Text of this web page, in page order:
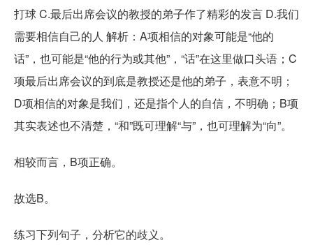
打球 C.最后出席会议的教授的弟子作了精彩的发言 D.我们
需要相信自己的人 解析：A项相信的对象可能是“他的
话”，也可能是“他的行为或其他”，“话”在这里做口头语；C
项最后出席会议的到底是教授还是他的弟子，表意不明；
D项相信的对象是我们，还是指个人的自信，不明确；B项
其实表述也不清楚，“和”既可理解“与”，也可理解为“向”。
相较而言，B项正确。
故选B。
练习下列句子，分析它的歧义。